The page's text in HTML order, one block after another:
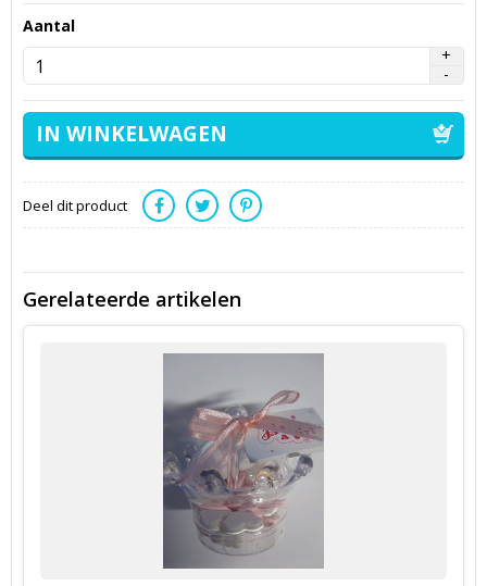
Aantal
Deel dit product
Gerelateerde artikelen